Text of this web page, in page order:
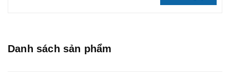
Danh sách sản phẩm